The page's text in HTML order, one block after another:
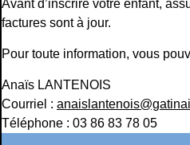
Avant d’inscrire votre enfant,
factures sont à jour.
Pour toute information, vous
Anaïs LANTENOIS
Courriel :
Téléphone : 03 86 83 78 05